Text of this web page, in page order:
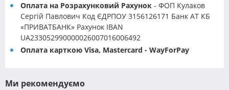
Оплата на Розрахунковий Рахунок - ФОП Кулаков
Сергій Павлович Код ЄДРПОУ 3156126171 Банк АТ КБ
«ПРИВАТБАНК» Рахунок IBAN
UA233052990000026007016006492
Оплата карткою Visa, Mastercard - WayForPay
Ми рекомендуємо